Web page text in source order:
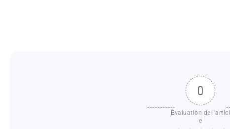
0
Évaluation de l'articl
e